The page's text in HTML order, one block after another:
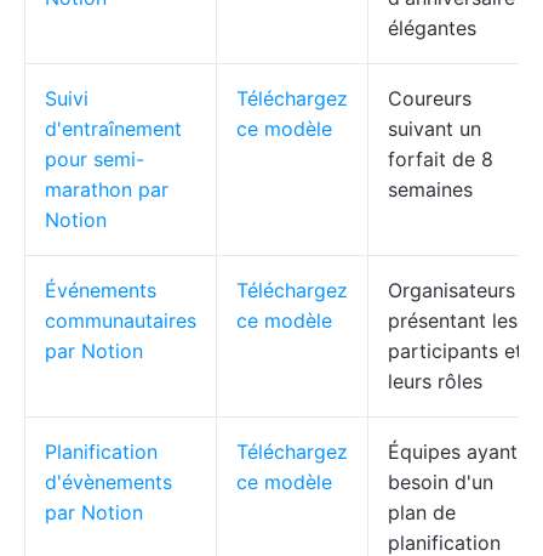
élégantes
Suivi
d'entraînement
pour semi-
marathon par
Notion
Téléchargez
ce modèle
Coureurs
suivant un
forfait de 8
semaines
Événements
communautaires
par Notion
Téléchargez
ce modèle
Organisateurs
présentant les
participants et
leurs rôles
Planification
d'évènements
par Notion
Téléchargez
ce modèle
Équipes ayant
besoin d'un
plan de
planification